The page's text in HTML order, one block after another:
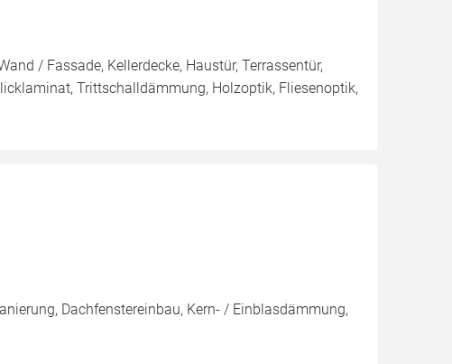
/ Fassade, Kellerdecke, Haustür, Terrassentür,
Trittschalldämmung, Holzoptik, Fliesenoptik,
Dachfenstereinbau, Kern- / Einblasdämmung,